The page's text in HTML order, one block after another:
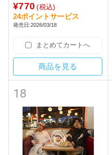
¥770 (税込)
24ポイントサービス
発売日:2026/03/18
まとめてカートへ
商品を見る
18